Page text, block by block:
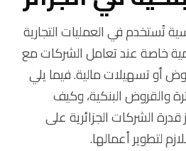
تُستخدم في العمليات التجارية
خاصة عند تعامل الشركات مع
أو تسهيلات مالية. فيما يلي
والقروض البنكية، وكيف
الشركات الجزائرية على
لتطوير أعمالها.